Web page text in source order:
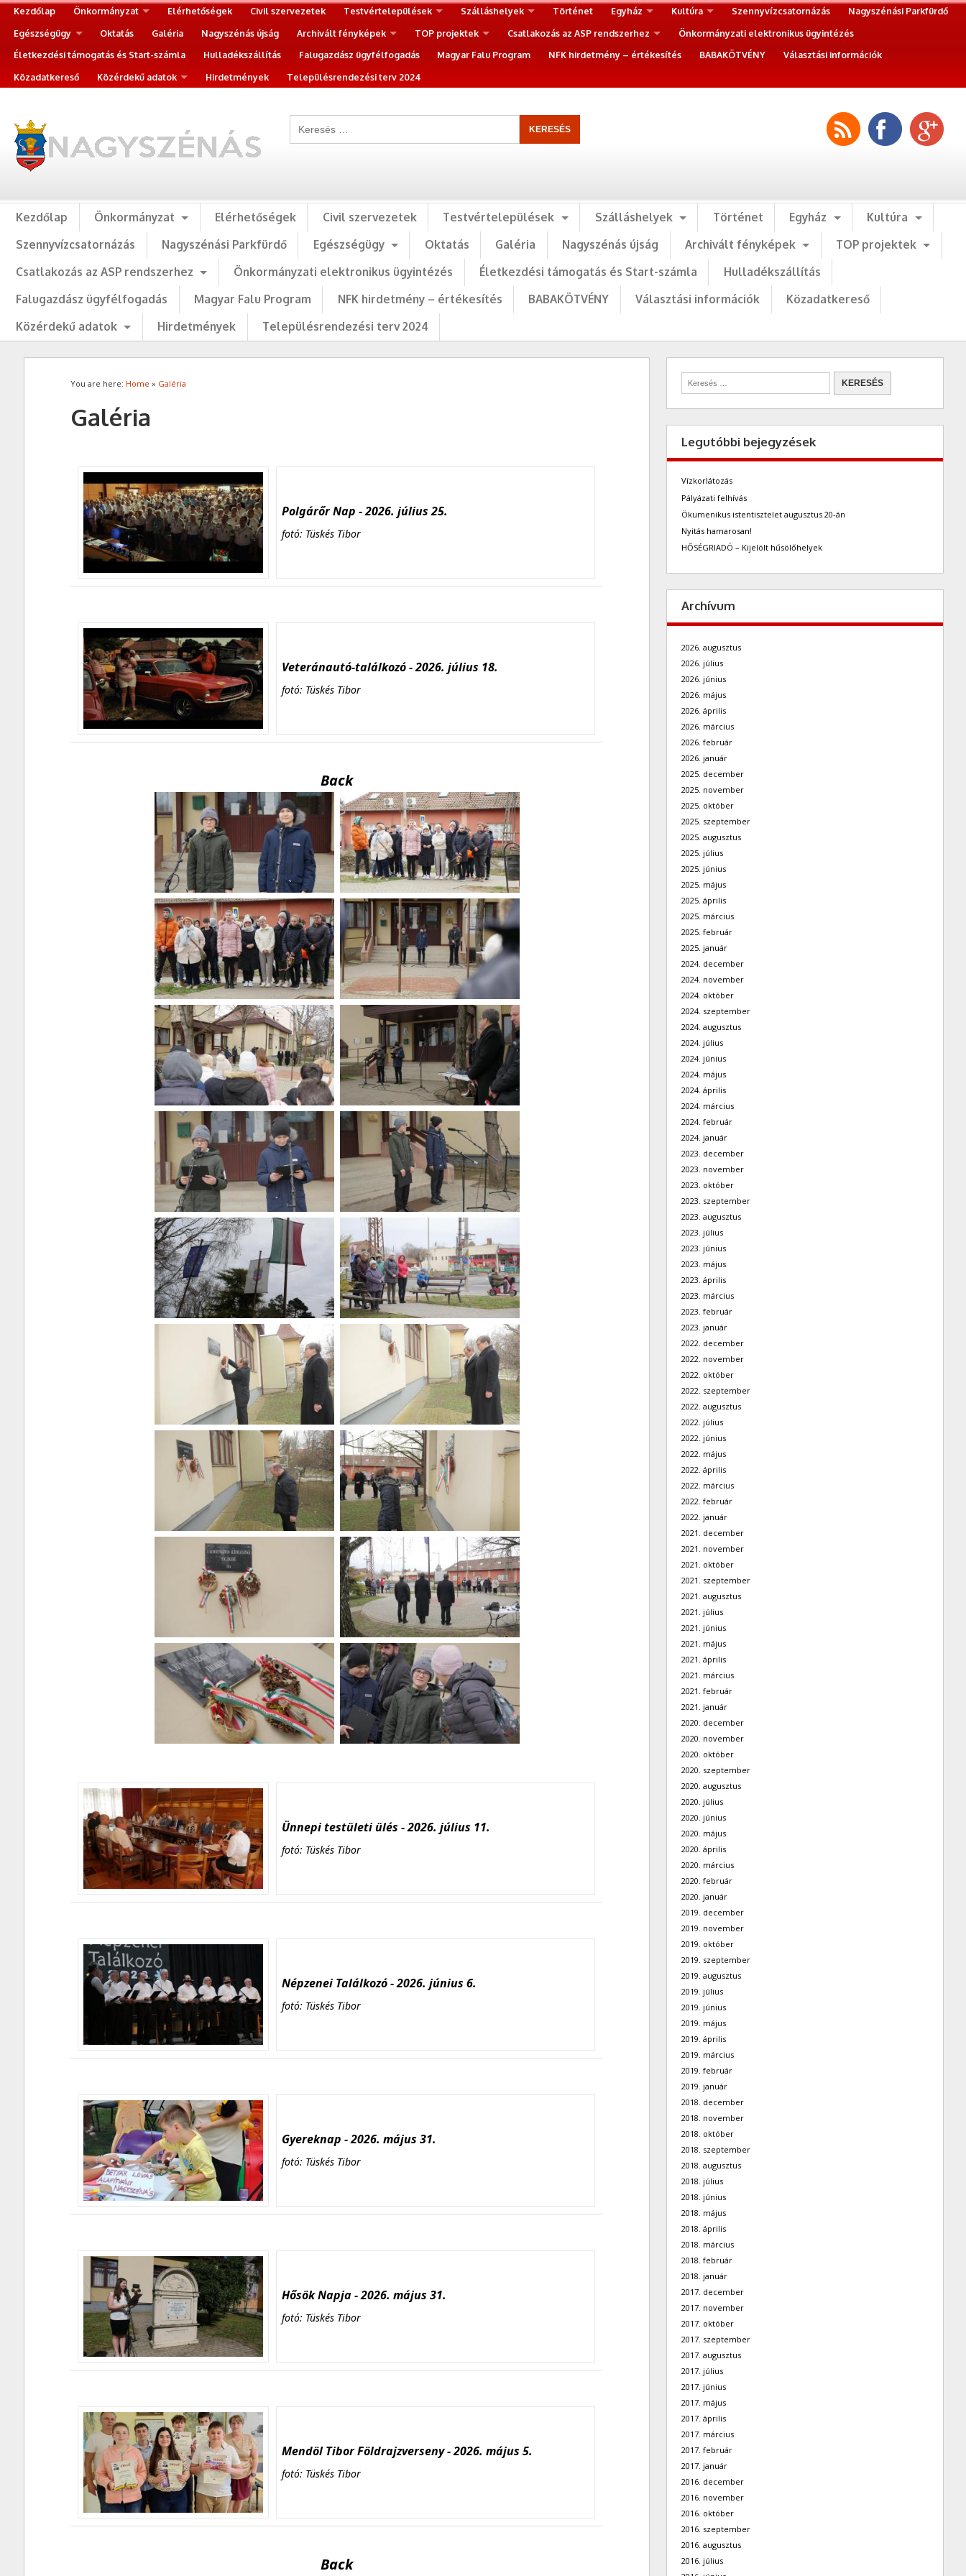
Kezdőlap Önkormányzat Elérhetőségek Civil szervezetek Testvértelepülések Szálláshelyek Történet Egyház Kultúra Szennyvízcsatornázás
Nagyszénási Parkfürdő
Egészségügy
Oktatás Galéria Nagyszénás újság Archivált fényképek TOP projektek Csatlakozás az ASP rendszerhez
Önkormányzati elektronikus ügyintézés
Életkezdési támogatás és Start-számla
Hulladékszállítás Falugazdász ügyfélfogadás Magyar Falu Program NFK hirdetmény – értékesítés BABAKÖTVÉNY
Választási információk
Közadatkereső
Közérdekű adatok Hirdetmények Településrendezési terv 2024
Kezdőlap Önkormányzat Elérhetőségek Civil szervezetek Testvértelepülések Szálláshelyek Történet Egyház
Kultúra
Szennyvízcsatornázás
Nagyszénási Parkfürdő Egészségügy Oktatás Galéria Nagyszénás újság Archivált fényképek
TOP projektek
Csatlakozás az ASP rendszerhez
Önkormányzati elektronikus ügyintézés Életkezdési támogatás és Start-számla
Hulladékszállítás
Falugazdász ügyfélfogadás
Magyar Falu Program NFK hirdetmény – értékesítés BABAKÖTVÉNY Választási információk
Közadatkereső
Közérdekű adatok
Hirdetmények Településrendezési terv 2024
You are here: Home » Galéria
Galéria
Polgárőr Nap - 2026. július 25.
fotó: Tüskés Tibor
Veteránautó-találkozó - 2026. július 18.
fotó: Tüskés Tibor
Back
Ünnepi testületi ülés - 2026. július 11.
fotó: Tüskés Tibor
Népzenei Találkozó - 2026. június 6.
fotó: Tüskés Tibor
Gyereknap - 2026. május 31.
fotó: Tüskés Tibor
Hősök Napja - 2026. május 31.
fotó: Tüskés Tibor
Mendöl Tibor Földrajzverseny - 2026. május 5.
fotó: Tüskés Tibor
Back
Legutóbbi bejegyzések
Vízkorlátozás
Pályázati felhívás
Ökumenikus istentisztelet augusztus 20-án
Nyitás hamarosan!
HŐSÉGRIADÓ – Kijelölt hűsölőhelyek
Archívum
2026. augusztus
2026. július
2026. június
2026. május
2026. április
2026. március
2026. február
2026. január
2025. december
2025. november
2025. október
2025. szeptember
2025. augusztus
2025. július
2025. június
2025. május
2025. április
2025. március
2025. február
2025. január
2024. december
2024. november
2024. október
2024. szeptember
2024. augusztus
2024. július
2024. június
2024. május
2024. április
2024. március
2024. február
2024. január
2023. december
2023. november
2023. október
2023. szeptember
2023. augusztus
2023. július
2023. június
2023. május
2023. április
2023. március
2023. február
2023. január
2022. december
2022. november
2022. október
2022. szeptember
2022. augusztus
2022. július
2022. június
2022. május
2022. április
2022. március
2022. február
2022. január
2021. december
2021. november
2021. október
2021. szeptember
2021. augusztus
2021. július
2021. június
2021. május
2021. április
2021. március
2021. február
2021. január
2020. december
2020. november
2020. október
2020. szeptember
2020. augusztus
2020. július
2020. június
2020. május
2020. április
2020. március
2020. február
2020. január
2019. december
2019. november
2019. október
2019. szeptember
2019. augusztus
2019. július
2019. június
2019. május
2019. április
2019. március
2019. február
2019. január
2018. december
2018. november
2018. október
2018. szeptember
2018. augusztus
2018. július
2018. június
2018. május
2018. április
2018. március
2018. február
2018. január
2017. december
2017. november
2017. október
2017. szeptember
2017. augusztus
2017. július
2017. június
2017. május
2017. április
2017. március
2017. február
2017. január
2016. december
2016. november
2016. október
2016. szeptember
2016. augusztus
2016. július